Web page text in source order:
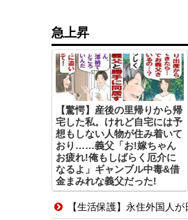
急上昇
【驚愕】産後の里帰りから帰
宅した私。けれど自宅には予
想もしない人物が住み着いて
おり……義父「お!嫁ちゃん
お疲れ!俺もしばらく厄介に
なるよ」ギャンブル中毒&借
金まみれな義父だった!
【生活保護】永住外国人が